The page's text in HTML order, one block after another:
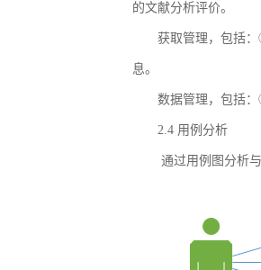
的文献分析评价。
获取管理，包括
息。
数据管理，包括
2.4 用例分析
通过用例图分析